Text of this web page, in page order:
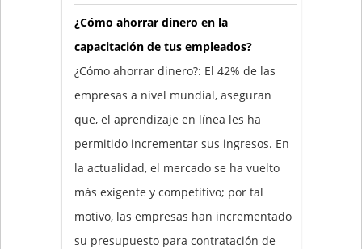
¿Cómo ahorrar dinero en la
capacitación de tus empleados?
¿Cómo ahorrar dinero?: El 42% de las
empresas a nivel mundial, aseguran
que, el aprendizaje en línea les ha
permitido incrementar sus ingresos. En
la actualidad, el mercado se ha vuelto
más exigente y competitivo; por tal
motivo, las empresas han incrementado
su presupuesto para contratación de